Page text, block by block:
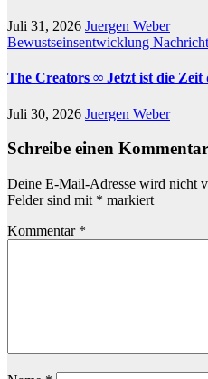
Juli 31, 2026 Juergen Weber
Bewustseinsentwicklung
The Creators ∞ Jetzt ist die Zeit
Juli 30, 2026 Juergen Weber
Schreibe einen Kommentar
Deine E-Mail-Adresse wird nicht
Felder sind mit * markiert
Kommentar *